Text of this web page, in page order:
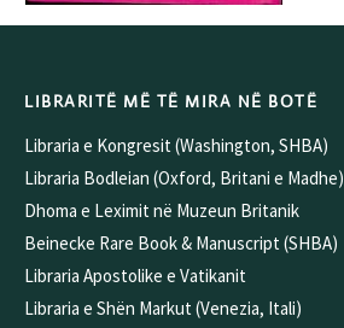
LIBRARITË MË TË MIRA NË BOTË
Libraria e Kongresit (Washington, SHBA)
Libraria Bodleian (Oxford, Britani e Madhe)
Dhoma e Leximit në Muzeun Britanik
Beinecke Rare Book & Manuscript (SHBA)
Libraria Apostolike e Vatikanit
Libraria e Shën Markut (Venezia, Itali)